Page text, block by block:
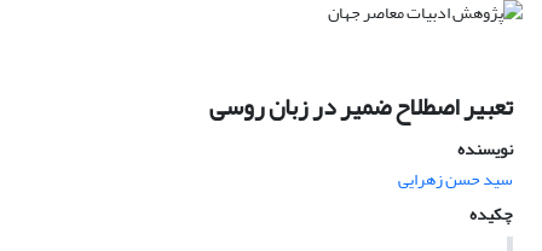
تعبیر اصطلاح ضمیر در زبان روسی
نویسنده
سید حسن زهرایی
چکیده